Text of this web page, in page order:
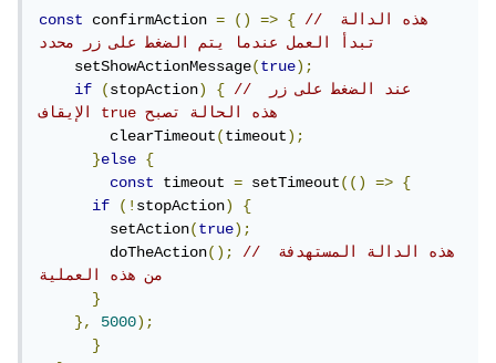
const confirmAction = () => {
// هذه الدالة
تبدأ العمل عندما يتم الضغط على زر محدد
    setShowActionMessage
(true);
if
(stopAction) {
// عند الضغط على زر
الإيقاف true هذه الحالة تصبح
        clearTimeout
(timeout);
}else
{
const
timeout = setTimeout(() =>
{
if
(!stopAction)
{
        setAction
(true);
        doTheAction
();
// هذه الدالة المستهدفة
من هذه العملية
}
},
5000);
}